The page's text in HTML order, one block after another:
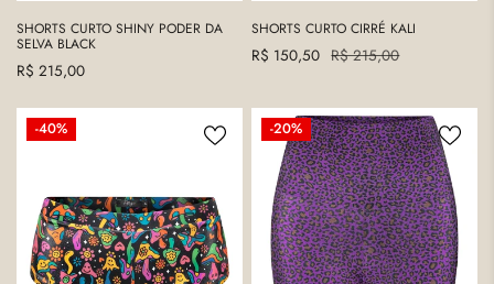
SHORTS CURTO SHINY PODER DA
SELVA BLACK
Precio
R$ 215,00
SHORTS CURTO CIRRÉ KALI
Precio
R$ 150,50
Precio
R$ 215,00
MICRO
SHORTS
MAGIC
MUSH
-40%
BERMUDA
CICLISTA
ONÇA
VIOLETA
CASTANHO
-20%